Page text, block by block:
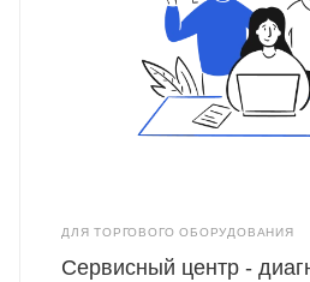
ДЛЯ ТОРГОВОГО ОБОРУДОВАНИЯ
Сервисный центр -